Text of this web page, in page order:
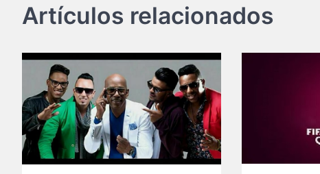
entradas
Artículos relacionados